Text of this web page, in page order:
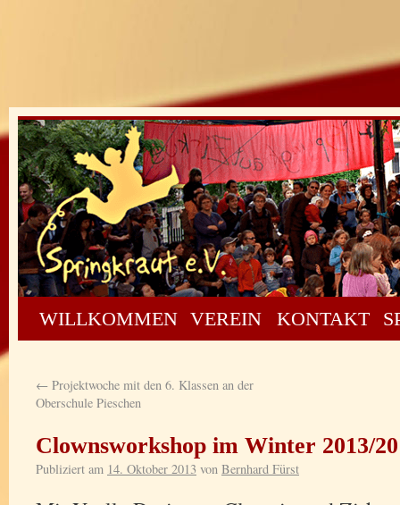
WILLKOMMEN VEREIN KONTAKT
← Projektwoche mit den 6. Klassen an der
Oberschule Pieschen
Clownsworkshop im Winter 2013/
Publiziert am 14. Oktober 2013 von Bernhard Fürst